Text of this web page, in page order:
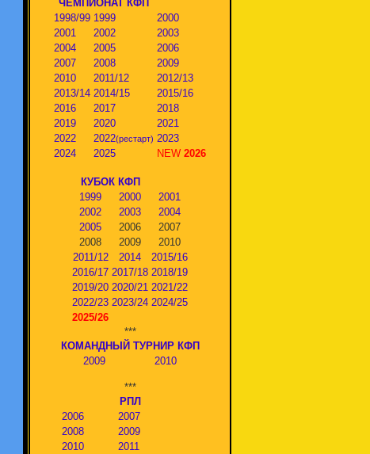
ЧЕМПИОНАТ КФП
1998/99 1999
2000
2001
2002
2003
2004
2005
2006
2007
2008
2009
2010
2011/12
2012/13
2013/14 2014/15
2015/16
2016
2017
2018
2019
2020
2021
2022
2022(рестарт) 2023
2024
2025 NEW 2026
КУБОК КФП
1999
2000
2001
2002
2003
2004
2005
2006
2007
2008
2009
2010
2011/12
2014
2015/16
2016/17 2017/18 2018/19
2019/20 2020/21 2021/22
2022/23 2023/24 2024/25
2025/26
***
КОМАНДНЫЙ ТУРНИР КФП
2009
2010
***
РПЛ
2006
2007
2008
2009
2010
2011